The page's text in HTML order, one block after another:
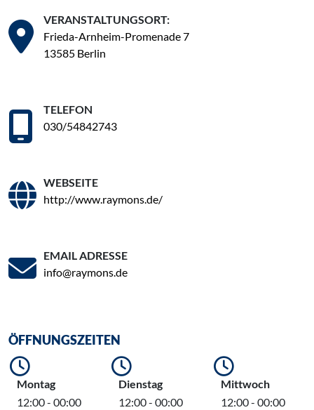
VERANSTALTUNGSORT:
Frieda-Arnheim-Promenade 7
13585 Berlin
TELEFON
030/54842743
WEBSEITE
http://www.raymons.de/
EMAIL ADRESSE
info@raymons.de
ÖFFNUNGSZEITEN
Montag
12:00 - 00:00
Dienstag
12:00 - 00:00
Mittwoch
12:00 - 00:00